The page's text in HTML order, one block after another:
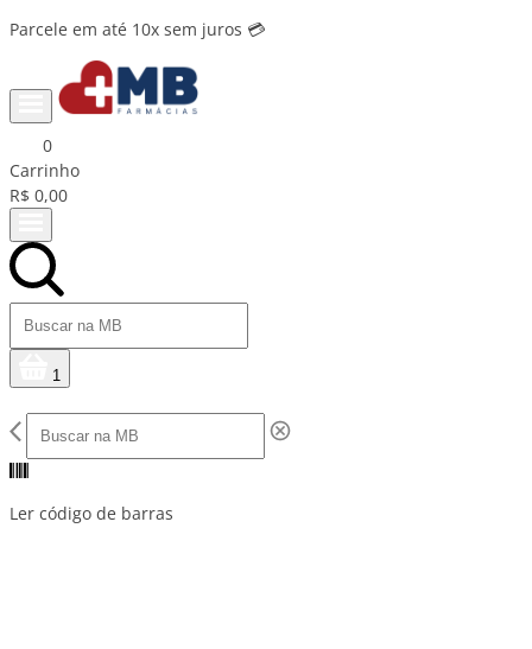
Parcele em até 10x sem juros 💳
0
Carrinho
R$ 0,00
1
Ler código de barras